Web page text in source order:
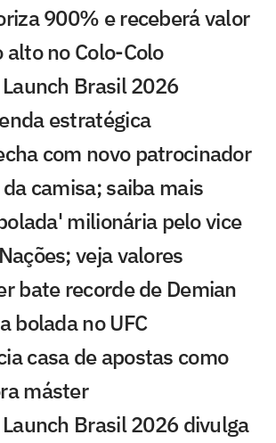
900% e receberá valor
alto no Colo-Colo
Brasil 2026
estratégica
com novo patrocinador
camisa; saiba mais
milionária pelo vice
veja valores
bate recorde de Demian
bolada no UFC
casa de apostas como
máster
Brasil 2026 divulga